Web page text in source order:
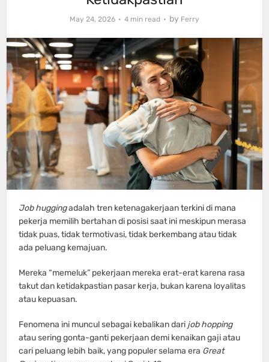
May 24, 2026 4 min read by Ferry
Job huggingadalah tren ketenagakerjaan terkini di mana
pekerja memilih bertahan di posisi saat ini meskipun merasa
tidak puas, tidak termotivasi, tidak berkembang atau tidak
ada peluang kemajuan.
Mereka “memeluk” pekerjaan mereka erat-erat karena rasa
takut dan ketidakpastian pasar kerja, bukan karena loyalitas
atau kepuasan.
Fenomena ini muncul sebagai kebalikan dari job hopping
atau sering gonta-ganti pekerjaan demi kenaikan gaji atau
cari peluang lebih baik, yang populer selama era Great